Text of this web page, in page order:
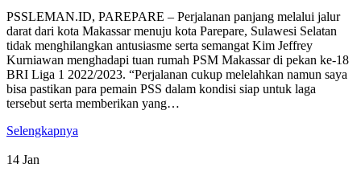
PSSLEMAN.ID, PAREPARE – Perjalanan panjang melalui jalur
darat dari kota Makassar menuju kota Parepare, Sulawesi Selatan
tidak menghilangkan antusiasme serta semangat Kim Jeffrey
Kurniawan menghadapi tuan rumah PSM Makassar di pekan ke-18
BRI Liga 1 2022/2023. “Perjalanan cukup melelahkan namun saya
bisa pastikan para pemain PSS dalam kondisi siap untuk laga
tersebut serta memberikan yang…
Selengkapnya
14 Jan